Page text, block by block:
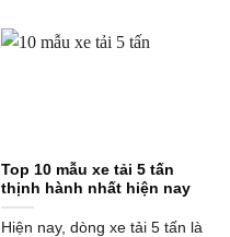
Top 10 mẫu xe tải 5 tấn
thịnh hành nhất hiện nay
Hiện nay, dòng xe tải 5 tấn là